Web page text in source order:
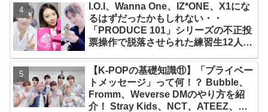
I.O.I、Wanna One、IZ*ONE、X1にな
るはずだったかもしれない・・
「PRODUCE 101」シリーズの不正投
票操作で脱落させられた練習生12人の
【K-POPの基礎知識⑪】「プライベー
トメッセージ」って何！？ Bubble、
Fromm、Weverse DMのやり方を紹
介！ Stray Kids、NCT、ATEEZ、